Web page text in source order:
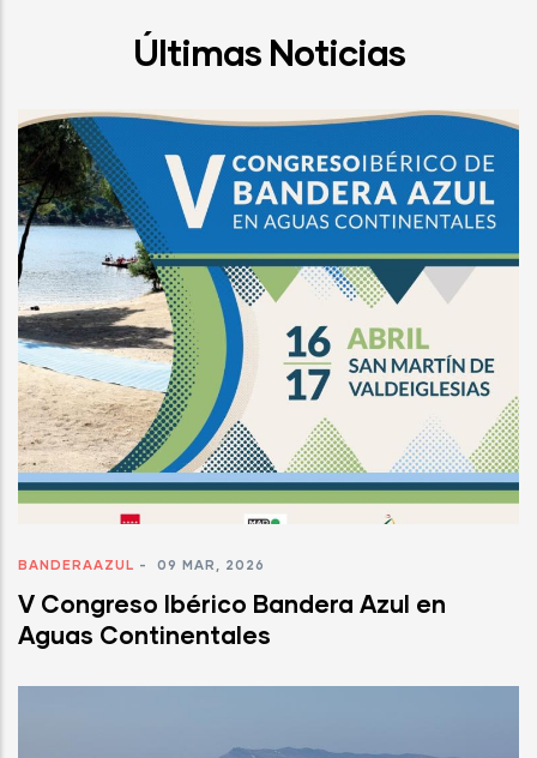
Últimas Noticias
BANDERAAZUL - 09 MAR, 2026
V Congreso Ibérico Bandera Azul en
Aguas Continentales